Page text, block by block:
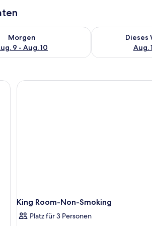
Aug. 9.
Morgen
9 - Aug. 10
Verfügbarkeit für morgen, Aug. 9 - Aug.
Dieses
Aug.
Überprüfe die
King Room-Non-Smoking
Platz für 3 Personen